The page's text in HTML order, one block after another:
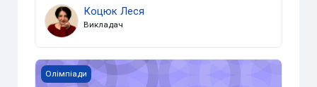
Коцюк Леся
Викладач
Всеукраїнська учнівська інтернет-олімпіада з
Олімпіади